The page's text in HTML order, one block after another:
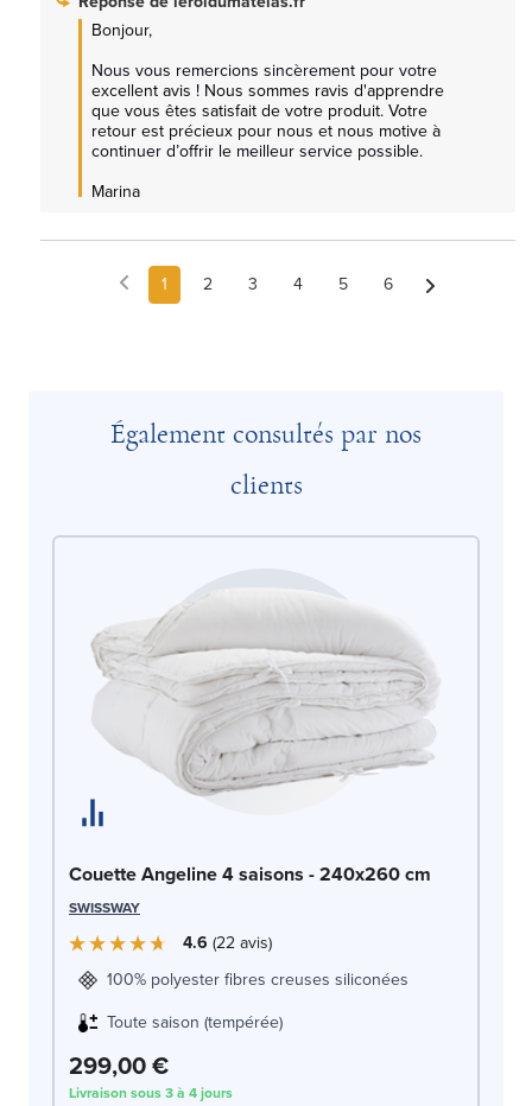
Bonjour,
Nous vous remercions sincèrement pour votre
excellent avis ! Nous sommes ravis d'apprendre
que vous êtes satisfait de votre produit. Votre
retour est précieux pour nous et nous motive à
continuer d’offrir le meilleur service possible.
Marina
1 2 3 4 5 6
Également consultés par nos
clients
Couette Angeline 4 saisons - 240x260 cm
SWISSWAY
4.6 22avis
100% polyester fibres creuses siliconées
Toute saison (tempérée)
299,00 €
Livraison sous 3 à 4 jours